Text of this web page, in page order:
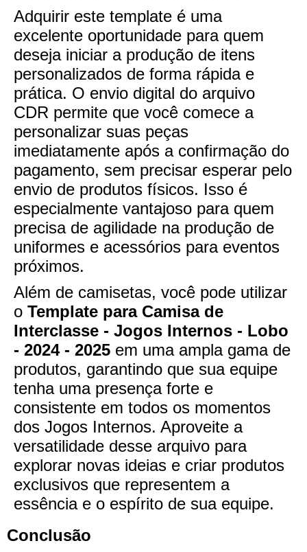
Adquirir este template é uma
excelente oportunidade para quem
deseja iniciar a produção de itens
personalizados de forma rápida e
prática. O envio digital do arquivo
CDR permite que você comece a
personalizar suas peças
imediatamente após a confirmação do
pagamento, sem precisar esperar pelo
envio de produtos físicos. Isso é
especialmente vantajoso para quem
precisa de agilidade na produção de
uniformes e acessórios para eventos
próximos.
Além de camisetas, você pode utilizar
o Template para Camisa de
Interclasse - Jogos Internos - Lobo
- 2024 - 2025 em uma ampla gama de
produtos, garantindo que sua equipe
tenha uma presença forte e
consistente em todos os momentos
dos Jogos Internos. Aproveite a
versatilidade desse arquivo para
explorar novas ideias e criar produtos
exclusivos que representem a
essência e o espírito de sua equipe.
Conclusão